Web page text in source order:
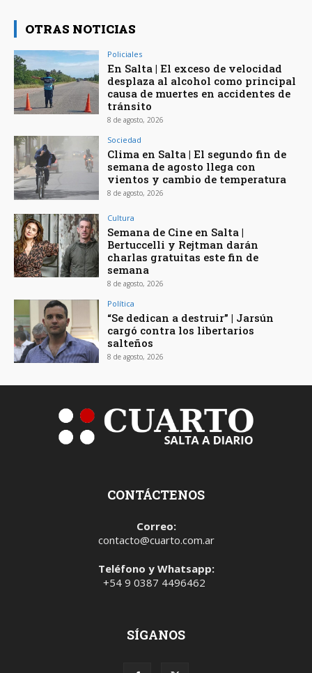
OTRAS NOTICIAS
Policiales
En Salta | El exceso de velocidad
desplaza al alcohol como principal
causa de muertes en accidentes de
tránsito
8 de agosto, 2026
Sociedad
Clima en Salta | El segundo fin de
semana de agosto llega con
vientos y cambio de temperatura
8 de agosto, 2026
Cultura
Semana de Cine en Salta |
Bertuccelli y Rejtman darán
charlas gratuitas este fin de
semana
8 de agosto, 2026
Política
“Se dedican a destruir” | Jarsún
cargó contra los libertarios
salteños
8 de agosto, 2026
CONTÁCTENOS
Correo:
contacto@cuarto.com.ar
Teléfono y Whatsapp:
+54 9 0387 4496462
SÍGANOS